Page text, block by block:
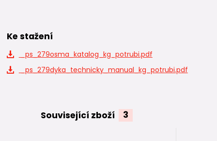
Ke stažení
_ps_279osma_katalog_kg_potrubi.pdf
_ps_279dyka_technicky_manual_kg_potrubi.pdf
Související zboží 3